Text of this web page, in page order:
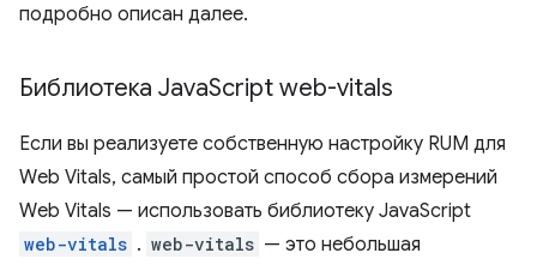
подробно описан далее.
Библиотека JavaScript web-vitals
Если вы реализуете собственную настройку RUM для
Web Vitals, самый простой способ сбора измерений
Web Vitals — использовать библиотеку JavaScript
web-vitals . web-vitals — это небольшая